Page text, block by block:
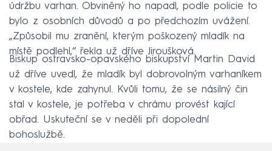
údržbu varhan. Obviněný ho napadl, podle policie to
bylo z osobních důvodů a po předchozím uvážení.
„Způsobil mu zranění, kterým poškozený mladík na
místě podlehl,“ řekla už dříve Jiroušková.
Biskup ostravsko-opavského biskupství Martin David
už dříve uvedl, že mladík byl dobrovolným varhaníkem
v kostele, kde zahynul. Kvůli tomu, že se násilný čin
stal v kostele, je potřeba v chrámu provést kající
obřad. Uskuteční se v neděli při dopolední
bohoslužbě.